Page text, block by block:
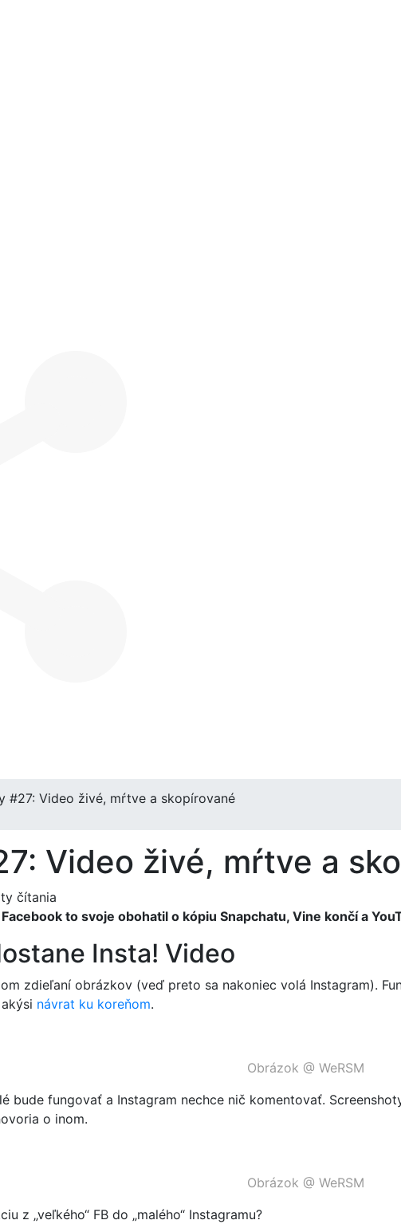
#27: Video živé, mŕtve a skopírované
Video živé, mŕtve a
čítania
to svoje obohatil o kópiu Snapchatu, Vine končí a
Insta! Video
zdieľaní obrázkov (veď preto sa nakoniec volá Instagram).
návrat ku koreňom.
Obrázok @ WeRSM
bude fungovať a Instagram nechce nič komentovať.
o inom.
Obrázok @ WeRSM
z „veľkého“ FB do „malého“ Instagramu?